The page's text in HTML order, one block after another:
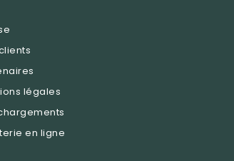
légales
en ligne